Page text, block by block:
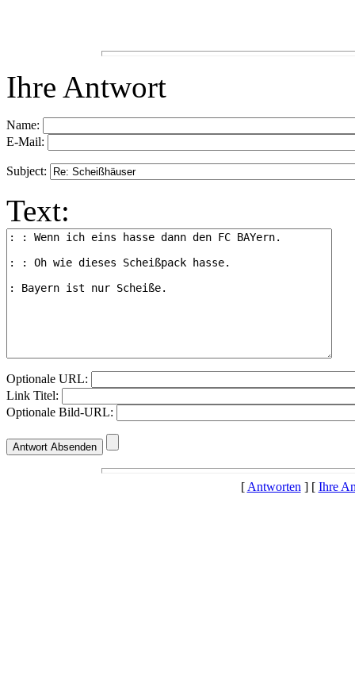
Ihre Antwort
Name:
E-Mail:
Subject:
Text:
Optionale URL:
Link Titel:
Optionale Bild-URL:
[Antworten] [ Ihre